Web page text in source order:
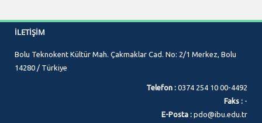
İLETIŞIM
Bolu Teknokent Kültür Mah. Çakmaklar Cad. No: 2/1 Merkez, Bolu
14280 / Türkiye
Telefon : 0374 254 10 00-4492
Faks : -
E-Posta : pdo@ibu.edu.tr